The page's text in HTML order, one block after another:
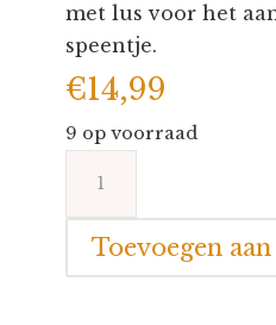
met lus voor het
speentje.
€14,99
9 op voorraad
Horse
Denzell
Toevoegen